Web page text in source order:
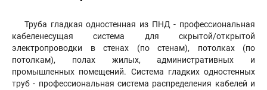
Труба гладкая одностенная из ПНД - профессиональная
кабеленесущая система для скрытой/открытой
электропроводки в стенах (по стенам), потолках (по
потолкам), полах жилых, административных и
промышленных помещений. Система гладких одностенных
труб - профессиональная система распределения кабелей и